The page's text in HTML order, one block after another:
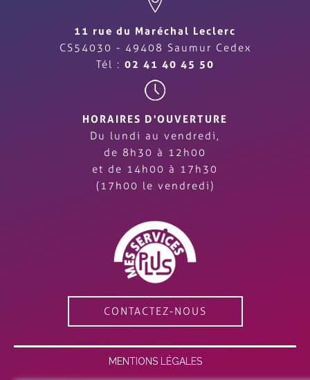
11 rue du Maréchal Leclerc
CS54030 - 49408 Saumur Cedex
Tél : 02 41 40 45 50
HORAIRES D'OUVERTURE
Du lundi au vendredi,
de 8h30 à 12h00
et de 14h00 à 17h30
(17h00 le vendredi)
CONTACTEZ-NOUS
MENTIONS LÉGALES